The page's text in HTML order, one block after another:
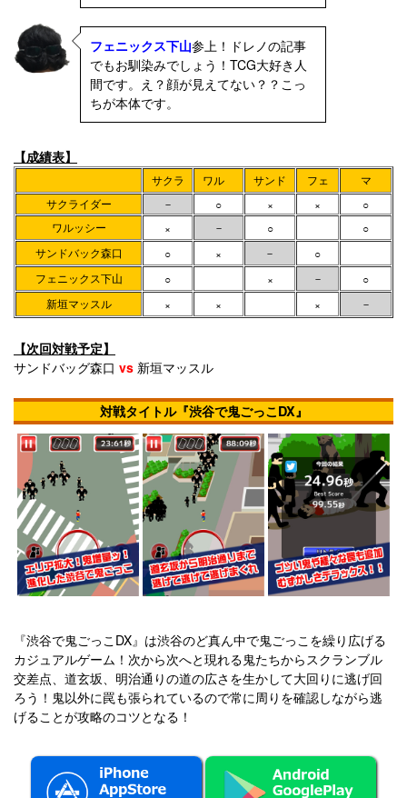
フェニックス下山参上！ドレノの記事
でもお馴染みでしょう！TCG大好き人
間です。え？顔が見えてない？？こっ
ちが本体です。
【成績表】
サクラ ワル サンド フェ
マ
サクライダー
－ ○ × ×
○
ワルッシー
× － ○
○
サンドバック森口
○ × －
○
フェニックス下山
○ × －
○
新垣マッスル
× × × －
【次回対戦予定】
サンドバッグ森口 vs 新垣マッスル
対戦タイトル『渋谷で鬼ごっこDX』
『渋谷で鬼ごっこDX』は渋谷のど真ん中で鬼ごっこを繰り広げる
カジュアルゲーム！次から次へと現れる鬼たちからスクランブル
交差点、道玄坂、明治通りの道の広さを生かして大回りに逃げ回
ろう！鬼以外に罠も張られているので常に周りを確認しながら逃
げることが攻略のコツとなる！